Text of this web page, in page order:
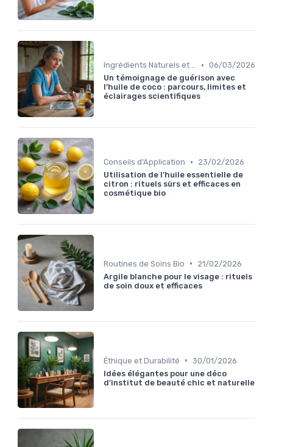
Ingrédients Naturels et Leurs Propriétés • 06/03/2026
Un témoignage de guérison avec
l’huile de coco : parcours, limites et
éclairages scientifiques
Conseils d'Application •
23/02/2026
Utilisation de l’huile essentielle de
citron : rituels sûrs et efficaces en
cosmétique bio
Routines de Soins Bio •
21/02/2026
Argile blanche pour le visage : rituels
de soin doux et efficaces
Éthique et Durabilité • 30/01/2026
Idées élégantes pour une déco
d’institut de beauté chic et naturelle